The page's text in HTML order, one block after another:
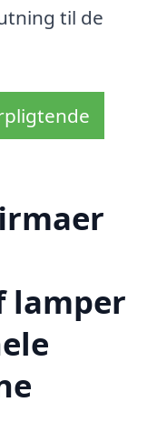
til de
lamper